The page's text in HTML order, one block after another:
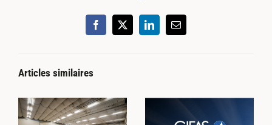
Facebook
X LinkedInEmail
Articles similaires